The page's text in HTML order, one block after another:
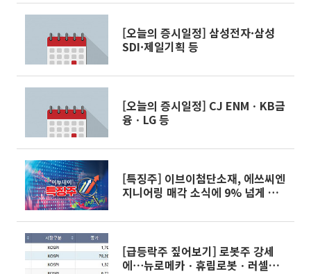
[오늘의 증시일정] 삼성전자·삼성
SDI·제일기획 등
[오늘의 증시일정] CJ ENMㆍKB금
융ㆍLG 등
[특징주] 이브이첨단소재, 에쓰씨엔
지니어링 매각 소식에 9% 넘게 강
[급등락주 짚어보기] 로봇주 강세
에⋯뉴로메카ㆍ휴림로봇ㆍ러셀ㆍ